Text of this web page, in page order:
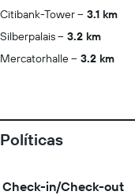
Citibank-Tower
3.1 km
Silberpalais
3.2 km
Mercatorhalle
3.2 km
Políticas
Check-in/Check-out